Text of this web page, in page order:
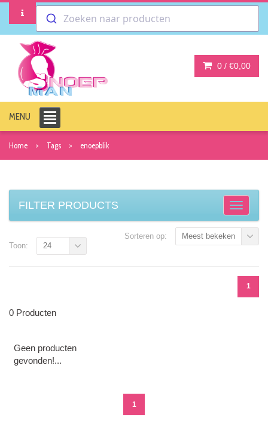
Zoeken naar producten
0 / €0,00
MENU
Home Tags enoepblik
FILTER PRODUCTS
Sorteren op: Meest bekeken
1
Toon: 24
0 Producten
Geen producten
gevonden!...
1